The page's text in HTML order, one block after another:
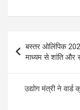
ce
o
o
k
se
n
g
er
navigation
बस्तर ओलिंपिक
माध्यम से शांति
उद्योग मंत्री ने